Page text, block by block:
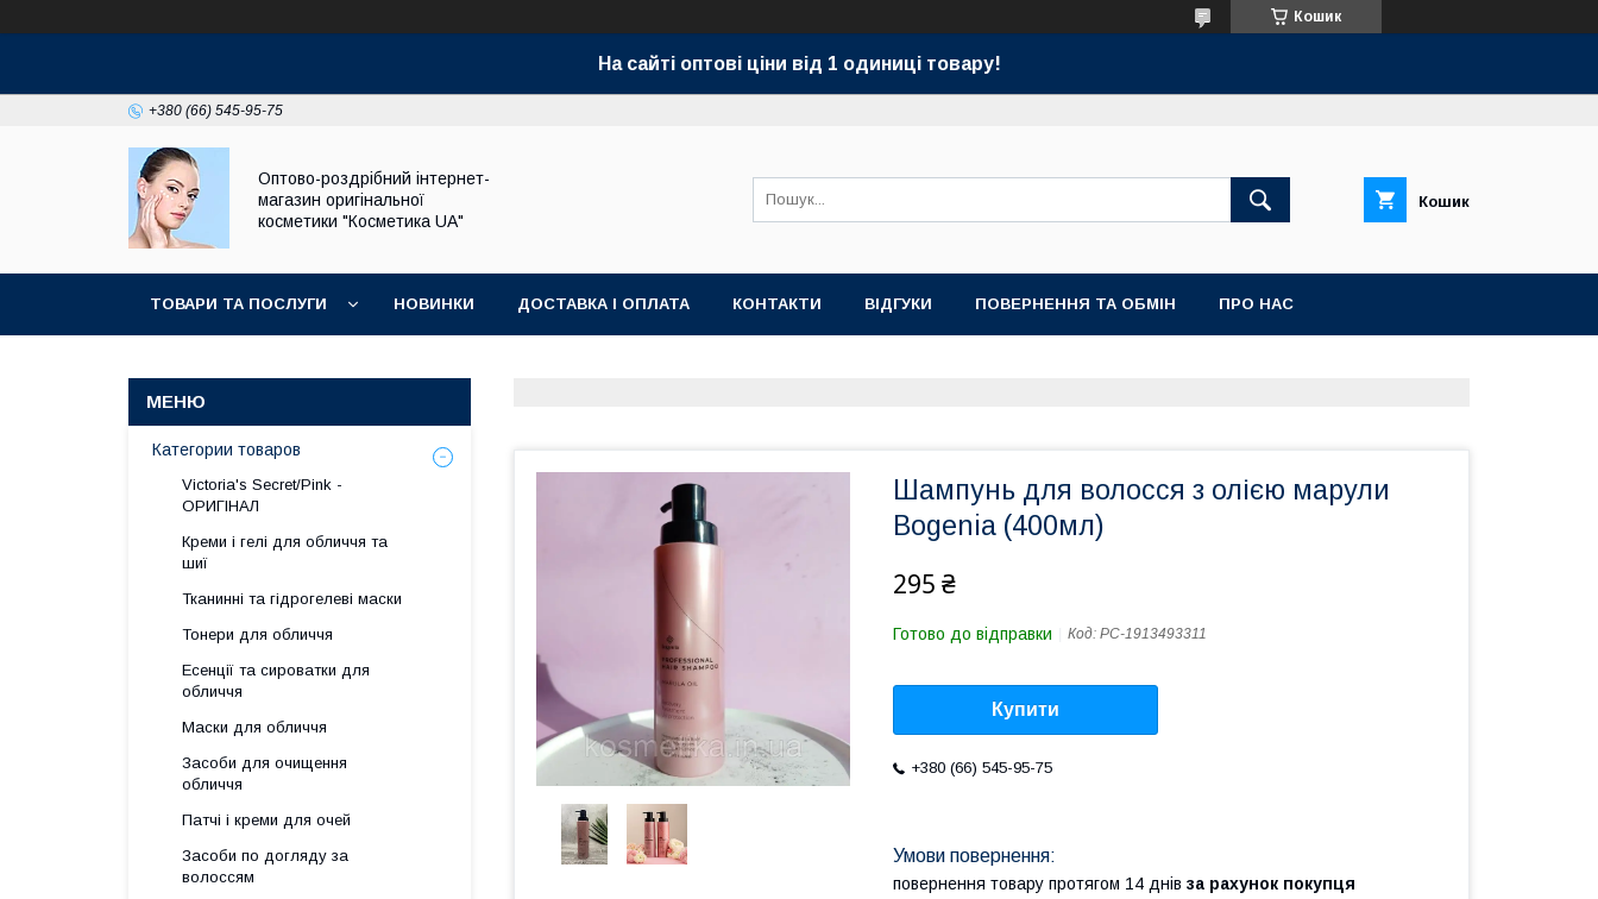
Кошик
На сайті оптові ціни від 1 одиниці товару!
+380 (66) 545-95-75
Оптово-роздрібний інтернет-
магазин оригінальної
косметики "Косметика UA"
Кошик
ТОВАРИ ТА ПОСЛУГИ НОВИНКИ ДОСТАВКА І ОПЛАТА КОНТАКТИ ВІДГУКИ ПОВЕРНЕННЯ ТА ОБМІН ПРО НАС
Шампунь для волосся з олією марули
Bogenia (400мл)
295 ₴
Готово до відправки Код: PC-1913493311
Купити
+380 (66) 545-95-75
повернення товару протягом 14 днів за рахунок покупця
Категории товаров
Victoria's Secret/Pink -
ОРИГІНАЛ
Креми і гелі для обличчя та
шиї
Тканинні та гідрогелеві маски
Тонери для обличчя
Есенції та сироватки для
обличчя
Маски для обличчя
Засоби для очищення
обличчя
Патчі і креми для очей
Засоби по догляду за
волоссям